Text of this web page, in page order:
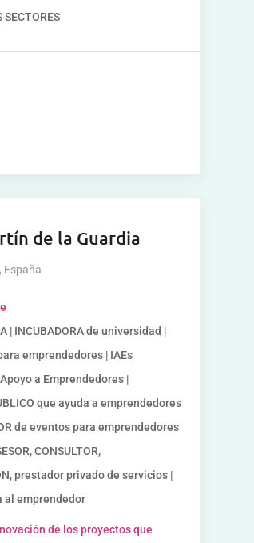
SECTORES
de la Guardia
España
| INCUBADORA de universidad |
emprendedores | IAEs
a Emprendedores |
que ayuda a emprendedores
de eventos para emprendedores
CONSULTOR,
prestador privado de servicios |
al emprendedor
de los proyectos que